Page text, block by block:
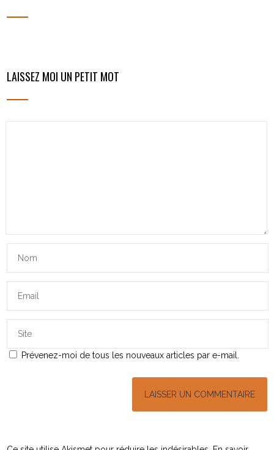
LAISSEZ MOI UN PETIT MOT
Prévenez-moi de tous les nouveaux articles par e-mail.